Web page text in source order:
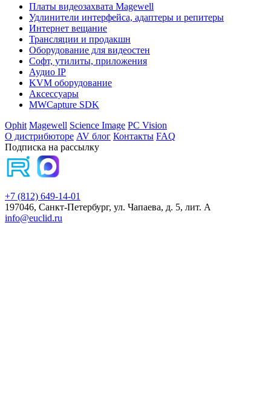
Платы видеозахвата Magewell
Удлинители интерфейса, адаптеры и репитеры
Интернет вещание
Трансляции и продакшн
Оборудование для видеостен
Софт, утилиты, приложения
Аудио IP
KVM оборудование
Аксессуары
MWCapture SDK
Ophit Magewell Science Image PC Vision
О дистрибюторе AV блог Контакты FAQ
Подписка на рассылку
+7 (812) 649-14-01
197046, Санкт-Петербург, ул. Чапаева, д. 5, лит. А
info@euclid.ru